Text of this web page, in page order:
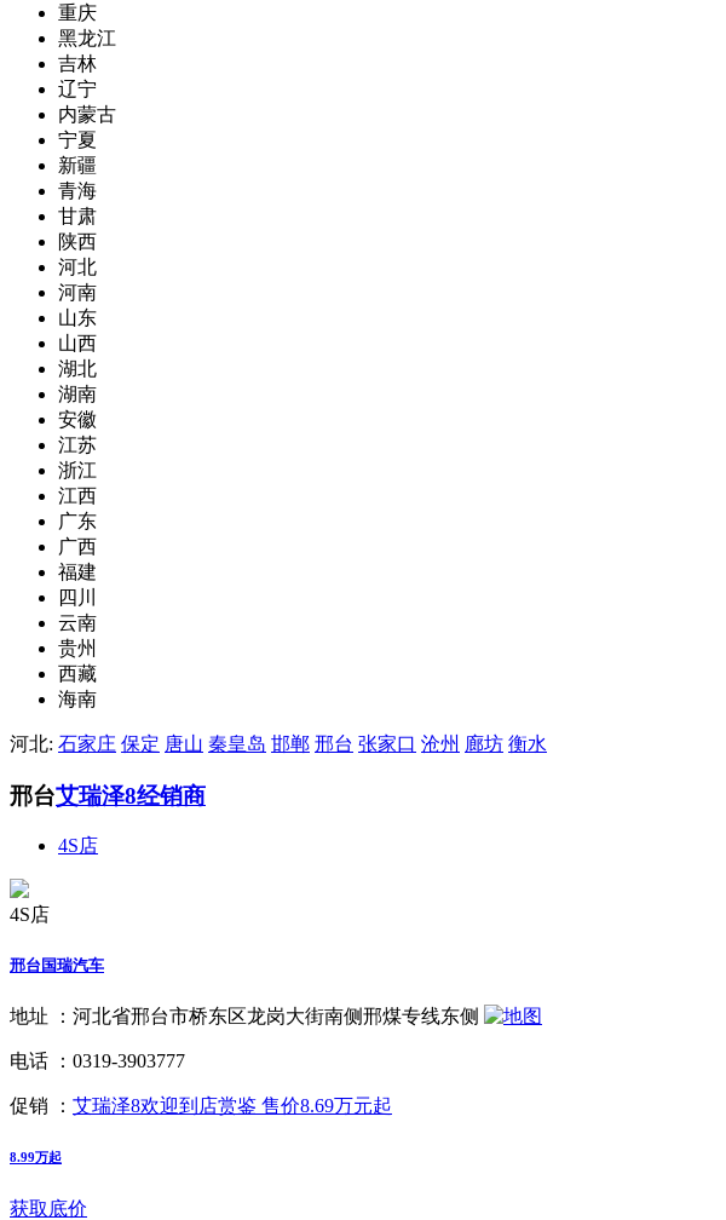
重庆
黑龙江
吉林
辽宁
内蒙古
宁夏
新疆
青海
甘肃
陕西
河北
河南
山东
山西
湖北
湖南
安徽
江苏
浙江
江西
广东
广西
福建
四川
云南
贵州
西藏
海南
河北: 石家庄 保定 唐山 秦皇岛 邯郸 邢台 张家口 沧州 廊坊 衡水
邢台艾瑞泽8经销商
4S店
4S店
邢台国瑞汽车
地址 ： 河北省邢台市桥东区龙岗大街南侧邢煤专线东侧
电话 ： 0319-3903777
促销 ： 艾瑞泽8欢迎到店赏鉴 售价8.69万元起
8.99万起
获取底价